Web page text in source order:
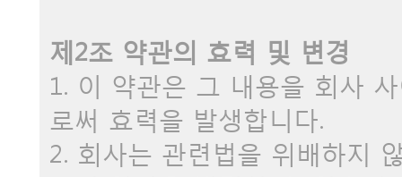
제2조 약관의 효력 및 변경
1. 이 약관은 그 내용을 회사
로써 효력을 발생합니다.
2. 회사는 관련법을 위배하지